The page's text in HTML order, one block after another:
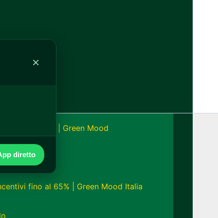
×
diretto
fino a 24h | Green Mood
fino al 65% | Green Mood Italia